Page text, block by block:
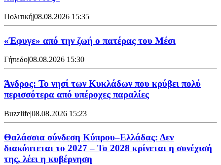
Πολιτική|08.08.2026 15:35
«Έφυγε» από την ζωή ο πατέρας του Μέσι
Γήπεδο|08.08.2026 15:30
Άνδρος: Το νησί των Κυκλάδων που κρύβει πολύ
περισσότερα από υπέροχες παραλίες
Buzzlife|08.08.2026 15:23
Θαλάσσια σύνδεση Κύπρου–Ελλάδας: Δεν
διακόπτεται το 2027 – Το 2028 κρίνεται η συνέχισή
της, λέει η κυβέρνηση